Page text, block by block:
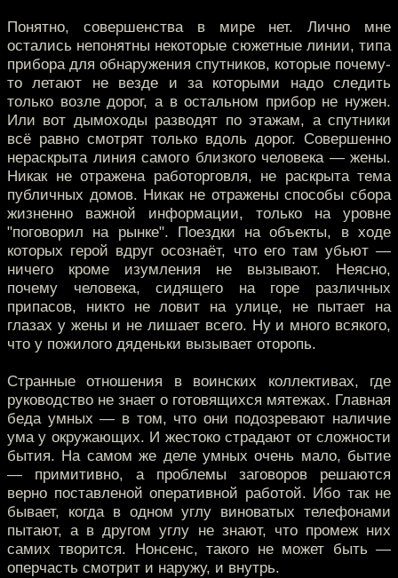
Понятно, совершенства в мире нет. Лично мне
остались непонятны некоторые сюжетные линии, типа
прибора для обнаружения спутников, которые почему-
то летают не везде и за которыми надо следить
только возле дорог, а в остальном прибор не нужен.
Или вот дымоходы разводят по этажам, а спутники
всё равно смотрят только вдоль дорог. Совершенно
нераскрыта линия самого близкого человека — жены.
Никак не отражена работорговля, не раскрыта тема
публичных домов. Никак не отражены способы сбора
жизненно важной информации, только на уровне
"поговорил на рынке". Поездки на объекты, в ходе
которых герой вдруг осознаёт, что его там убьют —
ничего кроме изумления не вызывают. Неясно,
почему человека, сидящего на горе различных
припасов, никто не ловит на улице, не пытает на
глазах у жены и не лишает всего. Ну и много всякого,
что у пожилого дяденьки вызывает оторопь.
Странные отношения в воинских коллективах, где
руководство не знает о готовящихся мятежах. Главная
беда умных — в том, что они подозревают наличие
ума у окружающих. И жестоко страдают от сложности
бытия. На самом же деле умных очень мало, бытие
— примитивно, а проблемы заговоров решаются
верно поставленой оперативной работой. Ибо так не
бывает, когда в одном углу виноватых телефонами
пытают, а в другом углу не знают, что промеж них
самих творится. Нонсенс, такого не может быть —
оперчасть смотрит и наружу, и внутрь.